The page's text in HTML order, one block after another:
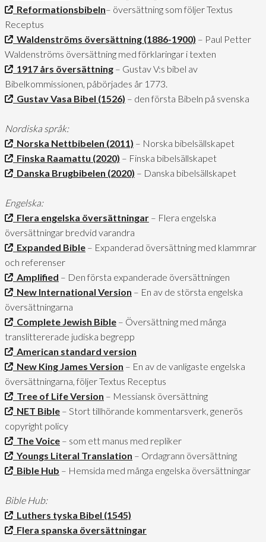
Reformationsbibeln– översättning som följer Textus
Receptus
Waldenströms översättning (1886-1900) – Paul Petter
Waldenströms översättning med förklaringar i texten
1917 års översättning – Gustav V:s bibel av
Bibelkommissionen, påbörjades år 1773.
Gustav Vasa Bibel (1526) – den första Bibeln på svenska
Nordiska språk:
Norska Nettbibelen (2011) – Norska bibelsällskapet
Finska Raamattu (2020) – Finska bibelsällskapet
Danska Brugbibelen (2020) – Danska bibelsällskapet
Engelska:
Flera engelska översättningar – Flera engelska
översättningar bredvid varandra
Expanded Bible – Expanderad översättning med klammrar
och referenser
Amplified – Den första expanderade översättningen
New International Version – En av de största engelska
översättningarna
Complete Jewish Bible – Översättning med många
translittererade judiska begrepp
American standard version
New King James Version – En av de vanligaste engelska
översättningarna, följer Textus Receptus
Tree of Life Version – Messiansk översättning
NET Bible – Stort tillhörande kommentarsverk, generös
copyright policy
The Voice – som ett manus med repliker
Youngs Literal Translation – Ordagrann översättning
Bible Hub – Hemsida med många engelska översättningar
Bible Hub:
Luthers tyska Bibel (1545)
Flera spanska översättningar